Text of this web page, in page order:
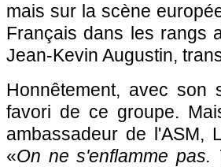
mais sur la scène
Français dans les rangs
Jean-Kevin Augustin,
Honnêtement, avec son
favori de ce groupe.
ambassadeur de l'ASM,
«On ne s'enflamme